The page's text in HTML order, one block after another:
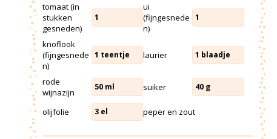
tomaat (in
stukken
gesneden)
1
ui
(fijngesnede
n)
1
knoflook
(fijngesnede
n)
1 teentje laurier 1 blaadje
rode
wijnazijn
50 ml suiker 40 g
olijfolie 3 el peper en zout